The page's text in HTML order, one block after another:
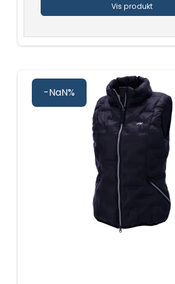
Vis produkt
-NaN%